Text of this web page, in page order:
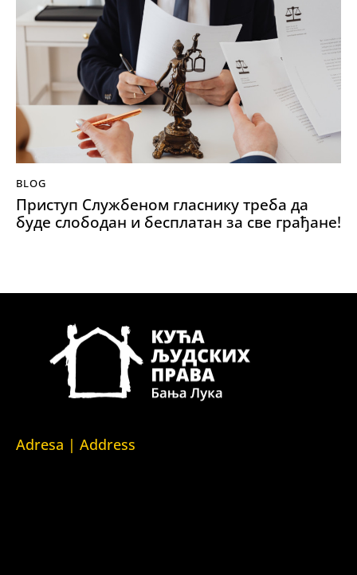
BLOG
Приступ Службеном гласнику треба да
буде слободан и бесплатан за све грађане!
Adresa | Address